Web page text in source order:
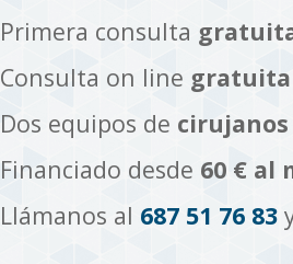
Primera consulta
Consulta on line gratuita
Dos equipos de cirujanos
Financiado desde 60 € al
Llámanos al 687 51 76 83